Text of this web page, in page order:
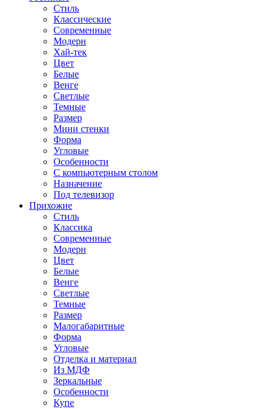
Стиль
Классические
Современные
Модерн
Хай-тек
Цвет
Белые
Венге
Светлые
Темные
Размер
Мини стенки
Форма
Угловые
Особенности
С компьютерным столом
Назначение
Под телевизор
Прихожие
Стиль
Классика
Современные
Модерн
Цвет
Белые
Венге
Светлые
Темные
Размер
Малогабаритные
Форма
Угловые
Отделка и материал
Из МДФ
Зеркальные
Особенности
Купе